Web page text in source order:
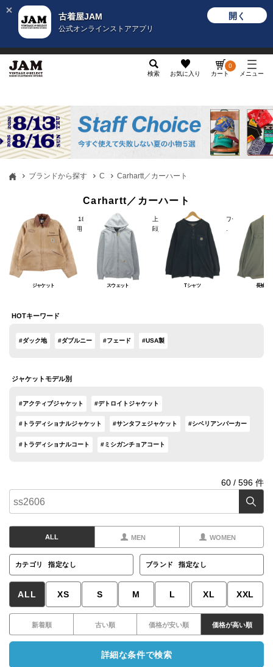
古着屋JAM
公式オンラインストアアプリ
開く
検索 お気に入り カート
0
メニュー
ブランドから探す C Carhartt／カーハート
Carhartt／カーハート
カーハート(Carhartt)は、1889年に誕生し、120年以上の歴史を持つアメリカのワークウェア
ブランド。ダック地を採用した定番ワークウェアを筆頭に、現在もほぼ形を変...
もっと見る
ジャケット スウェット Tシャツ 長袖シ
HOTキーワード
#ダック地 #ダブルニー #フェード #USA製
ジャケットモデル別
#アクティブジャケット #デトロイトジャケット
#トラディショナルジャケット #サンタフェジャケット #シベリアンパーカー
#トラディショナルコート #ミシガンチョアコート
60 / 596 件
ALL MEN WOMEN
カテゴリ 指定なし ブランド 指定なし
ALL XS S M L XL XXL
新着順 古い順 価格が安い順 価格が高い順
詳細な条件で検索